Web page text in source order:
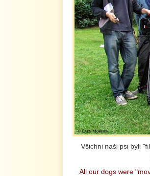
Všichni naši psi byli
All our dogs were